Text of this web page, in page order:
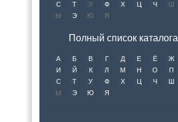
С
Т У Ф Х Ц Ч Ш
Ы
Э Ю Я
Полный список каталога
А Б В Г Д Е Ё Ж
И
Й К Л М Н О П
С
Т У Ф Х Ц Ч Ш
Ы
Э Ю Я